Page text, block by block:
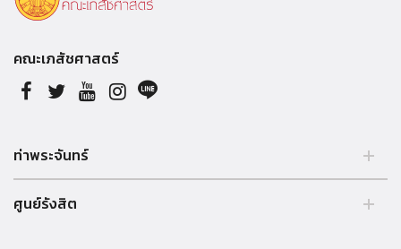
คณะเภสัชศาสตร์
ท่าพระจันทร์
2 ถนนพระจันทร์ แขวงพระบรมมหาราชวัง, เขตพระนคร, กรุงเทพฯ
10200
ศูนย์รังสิต